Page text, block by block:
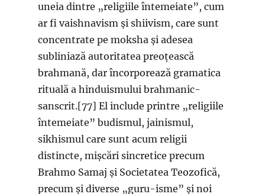
uneia dintre „religiile întemeiate”, cum
ar fi vaishnavism și shiivism, care sunt
concentrate pe moksha și adesea
subliniază autoritatea preoțească
brahmană, dar încorporează gramatica
rituală a hinduismului brahmanic-
sanscrit.[77] El include printre „religiile
întemeiate” budismul, jainismul,
sikhismul care sunt acum religii
distincte, mișcări sincretice precum
Brahmo Samaj și Societatea Teozofică,
precum și diverse „guru-isme” și noi